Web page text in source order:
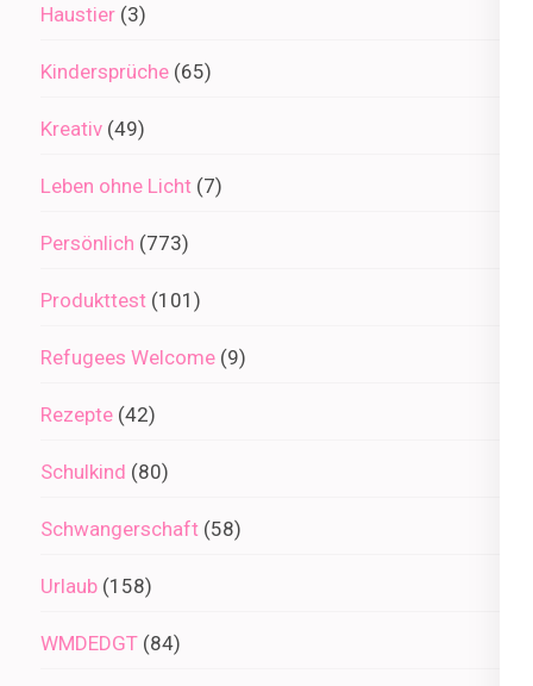
Haustier (3)
Kindersprüche (65)
Kreativ (49)
Leben ohne Licht (7)
Persönlich (773)
Produkttest (101)
Refugees Welcome (9)
Rezepte (42)
Schulkind (80)
Schwangerschaft (58)
Urlaub (158)
WMDEDGT (84)